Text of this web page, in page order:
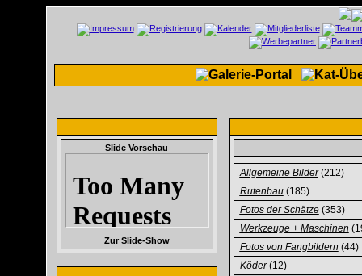
Slide Vorschau
Zur Slide-Show
Allgemeine Bilder(212)
Rutenbau(185)
Fotos der Schätze(353)
Werkzeuge + Maschinen
Fotos von Fangbildern (44)
Köder(12)